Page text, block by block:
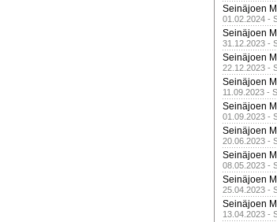
Seinäjoen
01.02.2024 -
Seinäjoen
31.12.2023 -
Seinäjoen
22.12.2023 -
Seinäjoen
11.09.2023 -
Seinäjoen
01.09.2023 -
Seinäjoen
20.06.2023 -
Seinäjoen
08.05.2023 -
Seinäjoen
25.04.2023 -
Seinäjoen
13.04.2023 -